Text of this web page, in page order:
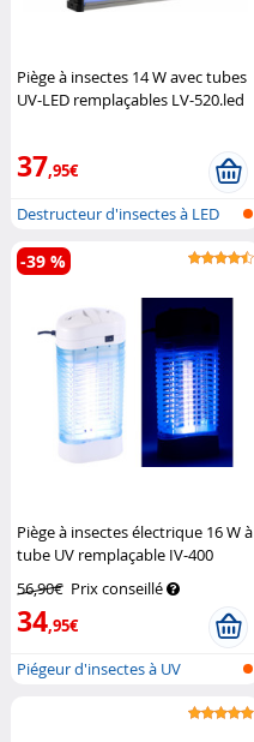
Piège à insectes 14 W avec tubes
UV-LED remplaçables LV-520.led
37,95€
Destructeur d'insectes à LED
UV
Piège à insectes électrique 16 W à
tube UV remplaçable IV-400
56,90€ Prix conseillé
34,95€
-39 %
Piégeur d'insectes à UV